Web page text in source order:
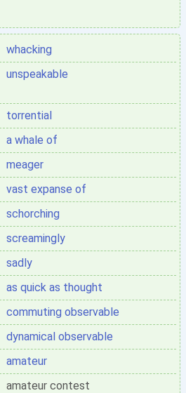
whacking
unspeakable
torrential
a whale of
meager
vast expanse of
schorching
screamingly
sadly
as quick as thought
commuting observable
dynamical observable
amateur
amateur contest